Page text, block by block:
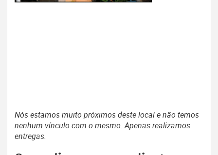
Nós estamos muito próximos deste local e não temos
nenhum vínculo com o mesmo. Apenas realizamos
entregas.